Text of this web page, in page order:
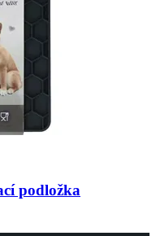
podložka